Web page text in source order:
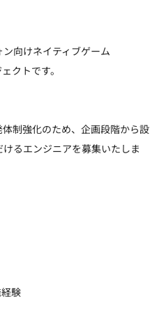
向けネイティブゲーム
クトです。
制強化のため、企画段階から設
るエンジニアを募集いたしま
験